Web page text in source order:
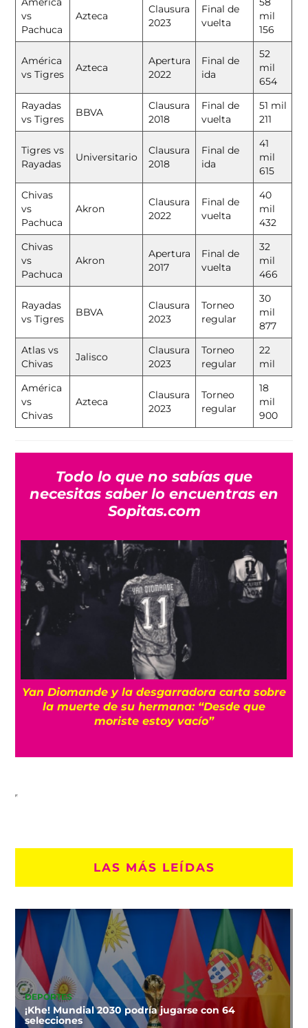
vs
Pachuca
Azteca
Clausura
2023
Final de
vuelta
mil
156
América
vs Tigres
Azteca
Apertura
2022
Final de
ida
52
mil
654
Rayadas
vs Tigres
BBVA
Clausura
2018
Final de
vuelta
51 mil
211
Tigres vs
Rayadas
Universitario
Clausura
2018
Final de
ida
41
mil
615
Chivas
vs
Pachuca
Akron
Clausura
2022
Final de
vuelta
40
mil
432
Chivas
vs
Pachuca
Akron
Apertura
2017
Final de
vuelta
32
mil
466
Rayadas
vs Tigres
BBVA
Clausura
2023
Torneo
regular
30
mil
877
Atlas vs
Chivas
Jalisco
Clausura
2023
Torneo
regular
22
mil
América
vs
Chivas
Azteca
Clausura
2023
Torneo
regular
18
mil
900
Todo lo que no sabías que
necesitas saber lo encuentras en
Sopitas.com
Yan Diomande y la desgarradora carta sobre
la muerte de su hermana: “Desde que
moriste estoy vacío”
LAS MÁS LEÍDAS
DEPORTES
¡Khe! Mundial 2030 podría jugarse con 64
selecciones